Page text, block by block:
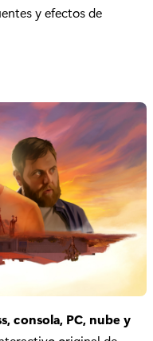
y efectos de
consola, PC, nube y